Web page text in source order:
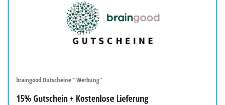
braingood Dutscheine "Werbung"
15% Gutschein + Kostenlose Lieferung